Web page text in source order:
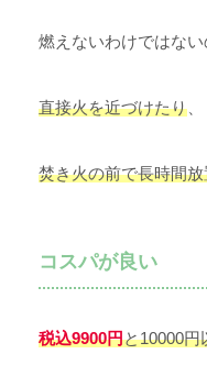
燃えないわけではない
直接火を近づけたり
焚き火の前で長時間
コスパが良い
税込9900円と10000円